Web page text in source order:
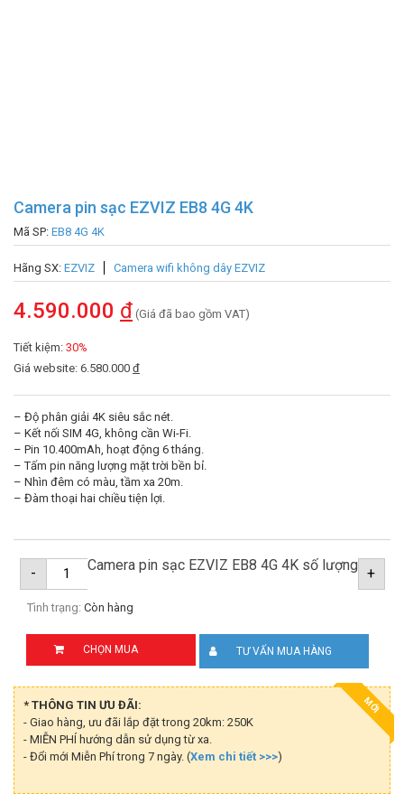
Camera pin sạc EZVIZ EB8 4G 4K
Mã SP: EB8 4G 4K
Hãng SX: EZVIZ Camera wifi không dây EZVIZ
4.590.000 đ (Giá đã bao gồm VAT)
Tiết kiệm: 30%
Giá website: 6.580.000 đ
– Độ phân giải 4K siêu sắc nét.
– Kết nối SIM 4G, không cần Wi-Fi.
– Pin 10.400mAh, hoạt động 6 tháng.
– Tấm pin năng lượng mặt trời bền bỉ.
– Nhìn đêm có màu, tầm xa 20m.
– Đàm thoại hai chiều tiện lợi.
- Camera pin sạc EZVIZ EB8 4G 4K số lượng +
Tình trạng: Còn hàng
CHỌN MUA TƯ VẤN MUA HÀNG
MỚI
* THÔNG TIN ƯU ĐÃI:
- Giao hàng, ưu đãi lắp đặt trong 20km: 250K
- MIỄN PHÍ hướng dẫn sử dụng từ xa.
- Đổi mới Miễn Phí trong 7 ngày. (Xem chi tiết >>>)